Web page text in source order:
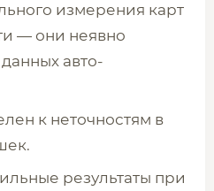
измерения карт
— они неявно
авто-
к неточностям в
результаты при